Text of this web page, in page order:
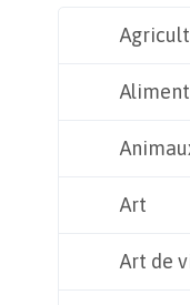
Art
Art de